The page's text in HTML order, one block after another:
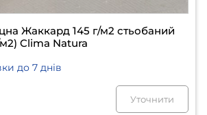
Жаккард 145 г/м2 стьобаний
Clima Natura
до 7 днів
Уточнити